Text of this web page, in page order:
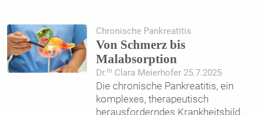
Chronische Pankreatitis
Von Schmerz bis
Malabsorption
Dr.inClara Meierhofer 25.7.2025
Die chronische Pankreatitis, ein
komplexes, therapeutisch
herausforderndes Krankheitsbild,